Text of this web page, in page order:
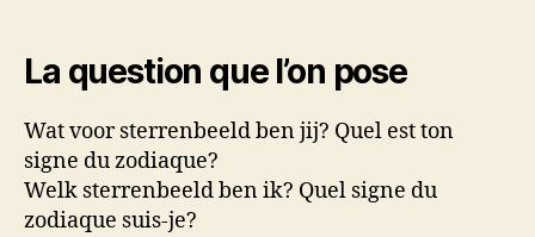
La question que l’on pose
Wat voor sterrenbeeld ben jij? Quel est ton
signe du zodiaque?
Welk sterrenbeeld ben ik? Quel signe du
zodiaque suis-je?